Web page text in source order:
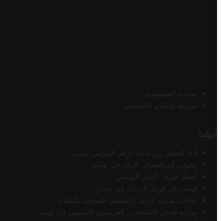
سياسة الخصوصية
شروط وأحكام الاستخدام
أدواتنا
أداة التحقق من صحة الرقم الضريبي تونس
محول رقم الحساب الآيبان في تونس
أسعار صرف الدينار التونسي
البحث عن الرمز البريدي في تونس
محاكي ضريبة الدخل الشخصي للموظف/المتقاعد
ضريبة الدخل للمتقاعدين الفرنسيين المقيمين في تونس